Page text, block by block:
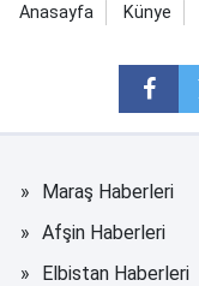
Anasayfa Künye
Maraş Haberleri
Afşin Haberleri
Elbistan Haberleri